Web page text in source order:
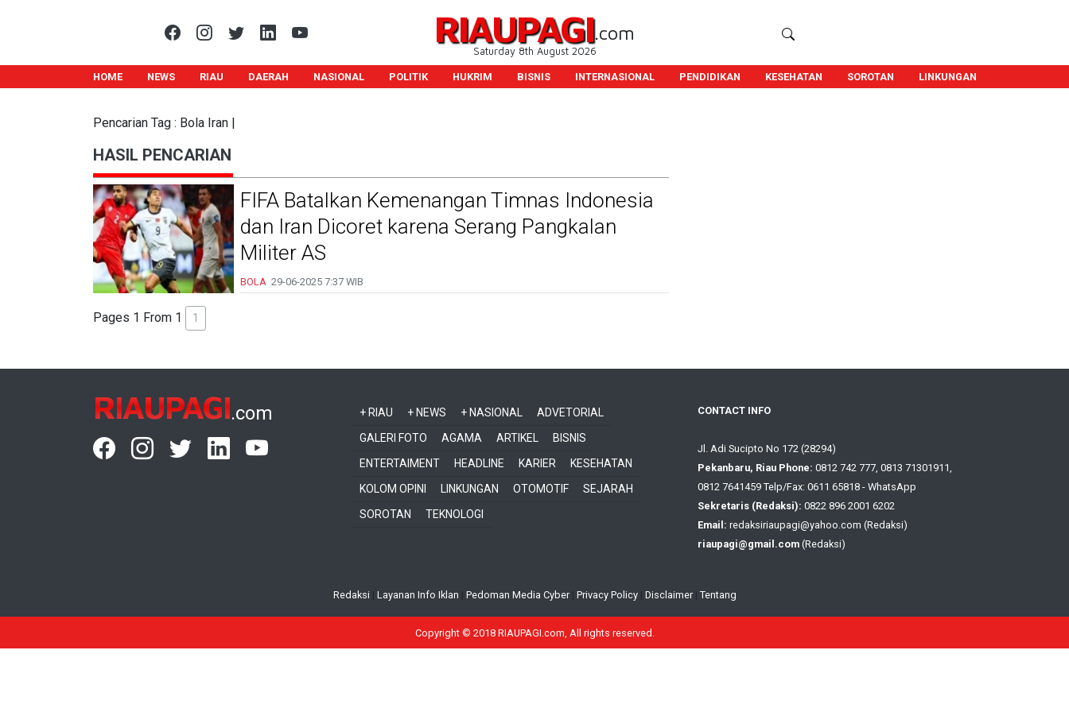
RIAUPAGI.com
Saturday 8th August 2026
HOME NEWS RIAU DAERAH NASIONAL POLITIK HUKRIM BISNIS INTERNASIONAL PENDIDIKAN KESEHATAN SOROTAN LINKUNGAN
Pencarian Tag : Bola Iran |
HASIL PENCARIAN
FIFA Batalkan Kemenangan Timnas Indonesia
dan Iran Dicoret karena Serang Pangkalan
Militer AS
BOLA 29-06-2025 7:37 WIB
Pages 1 From 1 1
RIAUPAGI.com + RIAU + NEWS + NASIONAL
ADVETORIAL
GALERI FOTO
AGAMA ARTIKEL
BISNIS
ENTERTAIMENT
HEADLINE KARIER
KESEHATAN
KOLOM OPINI
LINKUNGAN OTOMOTIF
SEJARAH
SOROTAN
TEKNOLOGI
CONTACT INFO
Jl. Adi Sucipto No 172 (28294)
Pekanbaru, Riau Phone: 0812 742 777, 0813 71301911,
0812 7641459 Telp/Fax: 0611 65818 - WhatsApp
Sekretaris (Redaksi): 0822 896 2001 6202
Email: redaksiriaupagi@yahoo.com (Redaksi)
riaupagi@gmail.com (Redaksi)
Redaksi Layanan Info Iklan Pedoman Media Cyber| Privacy Policy| Disclaimer| Tentang
Copyright © 2018 RIAUPAGI.com, All rights reserved.